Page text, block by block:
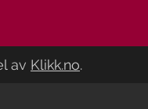
av Klikk.no.